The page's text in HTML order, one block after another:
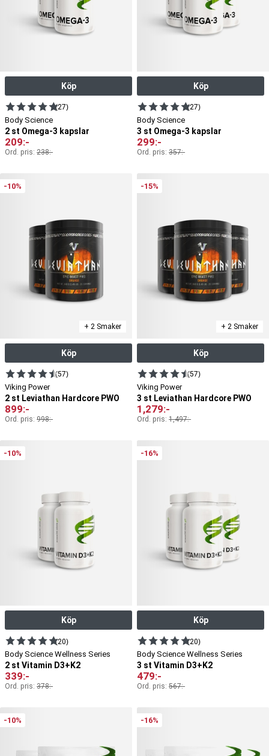
Köp
(27)
Body Science
2 st Omega-3 kapslar
209:-
Ord. pris: 238:-
Köp
(27)
Body Science
3 st Omega-3 kapslar
299:-
Ord. pris: 357:-
-10%
+ 2 Smaker
Köp
(57)
Viking Power
2 st Leviathan Hardcore PWO
899:-
Ord. pris: 998:-
-15%
+ 2 Smaker
Köp
(57)
Viking Power
3 st Leviathan Hardcore PWO
1,279:-
Ord. pris: 1,497:-
-10%
Köp
(20)
Body Science Wellness Series
2 st Vitamin D3+K2
339:-
Ord. pris: 378:-
-16%
Köp
(20)
Body Science Wellness Series
3 st Vitamin D3+K2
479:-
Ord. pris: 567:-
-10% -16%